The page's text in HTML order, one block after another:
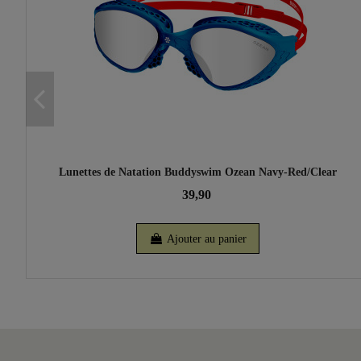
Lunettes de Natation Buddyswim Ozean Navy-Red/Clear
39,90
Ajouter au panier